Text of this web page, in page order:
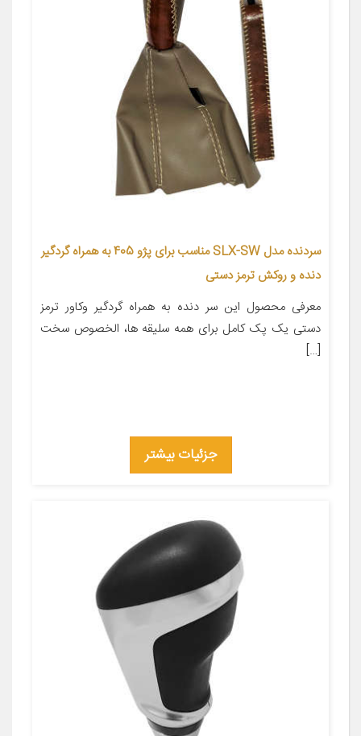
سردنده مدل SLX-SW مناسب برای پژو 405 به همراه گردگیر
دنده و روکش ترمز دستی
معرفی محصول این سر دنده به همراه گردگیر وکاور ترمز
دستی یک پک کامل برای همه سلیقه ها، الخصوص سخت
[…]
جزئیات بیشتر